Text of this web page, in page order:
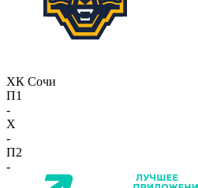
ХК Сочи
П1
-
X
-
П2
-